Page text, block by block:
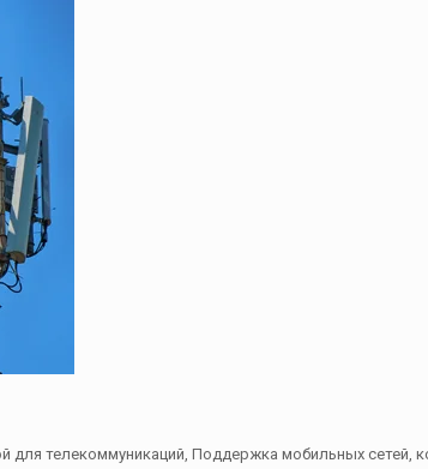
для телекоммуникаций, Поддержка мобильных сетей,